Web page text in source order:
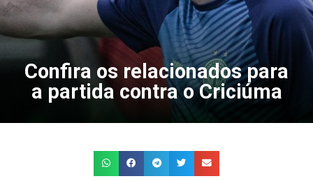
Confira os relacionados para
a partida contra o Criciúma